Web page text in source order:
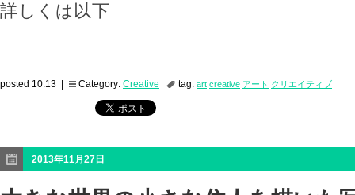
詳しくは以下
posted 10:13 | Category: Creative tag: art creative アート クリエイティブ
2013年11月27日